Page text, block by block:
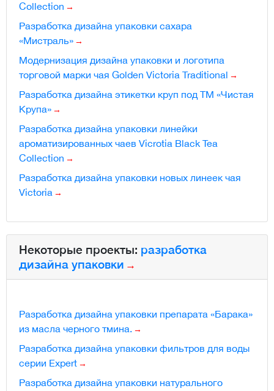
Collection
Разработка дизайна упаковки сахара
«Мистраль»
Модернизация дизайна упаковки и логотипа
торговой марки чая Golden Victoria Traditional
Разработка дизайна этикетки круп под ТМ «Чистая
Крупа»
Разработка дизайна упаковки линейки
ароматизированных чаев Vicrotia Black Tea
Collection
Разработка дизайна упаковки новых линеек чая
Victoria
Некоторые проекты: разработка
дизайна упаковки
Разработка дизайна упаковки препарата «Барака»
из масла черного тмина.
Разработка дизайна упаковки фильтров для воды
серии Expert
Разработка дизайна упаковки натурального